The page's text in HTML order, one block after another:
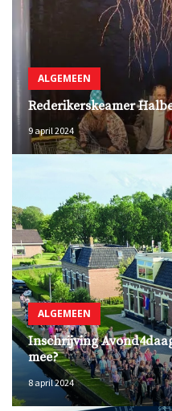
ALGEMEEN
Rederikerskeamer
9 april 2024
ALGEMEEN
Inschrijving
mee?
8 april 2024